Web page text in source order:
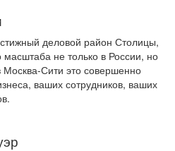
деловой район Столицы,
масштаба не только в России, но
Сити это совершенно
ваших сотрудников, ваших